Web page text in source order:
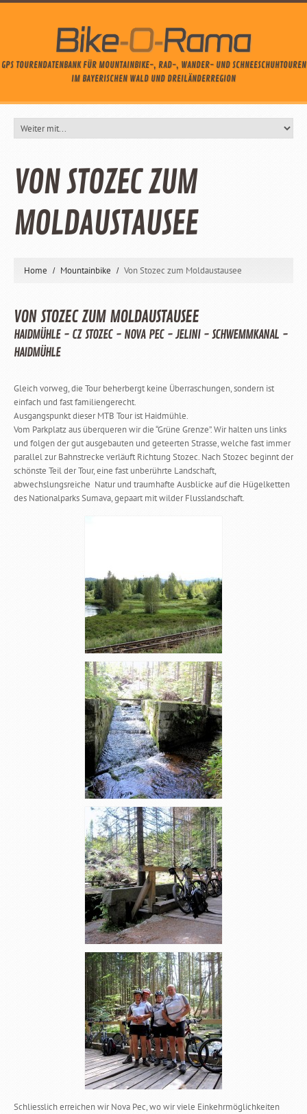
GPS TOURENDATENBANK FÜR MOUNTAINBIKE-, RAD-, WANDER- UND SCHNEESCHUHTOUREN
IM BAYERISCHEN WALD UND DREILÄNDERREGION
VON STOZEC ZUM
MOLDAUSTAUSEE
Home Mountainbike Von Stozec zum Moldaustausee
VON STOZEC ZUM MOLDAUSTAUSEE
HAIDMÜHLE - CZ STOZEC - NOVA PEC - JELINI - SCHWEMMKANAL -
HAIDMÜHLE
Gleich vorweg, die Tour beherbergt keine Überraschungen, sondern ist
einfach und fast familiengerecht.
Ausgangspunkt dieser MTB Tour ist Haidmühle.
Vom Parkplatz aus überqueren wir die “Grüne Grenze”. Wir halten uns links
und folgen der gut ausgebauten und geteerten Strasse, welche fast immer
parallel zur Bahnstrecke verläuft Richtung Stozec. Nach Stozec beginnt der
schönste Teil der Tour, eine fast unberührte Landschaft,
abwechslungsreiche Natur und traumhafte Ausblicke auf die Hügelketten
des Nationalparks Sumava, gepaart mit wilder Flusslandschaft.
Schliesslich erreichen wir Nova Pec, wo wir viele Einkehrmöglichkeiten